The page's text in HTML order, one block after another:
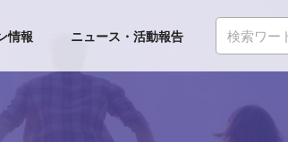
情報 ニュース・活動報告